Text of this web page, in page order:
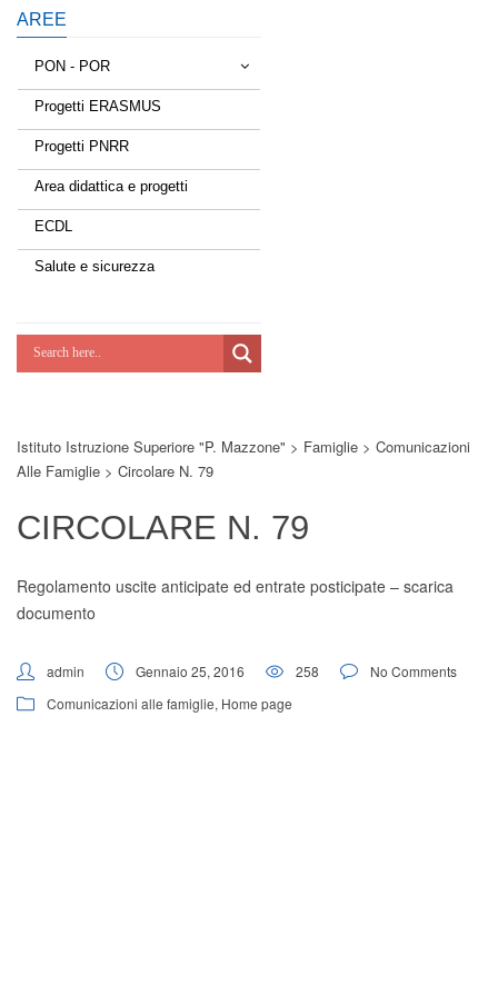
AREE
PON - POR
Tessere la rete
Estate a scuola
Scuola d'estate
Lab Green
Potenziamoci
Progetti ERASMUS
Progetti PNRR
Area didattica e progetti
ECDL
Salute e sicurezza
Istituto Istruzione Superiore "P. Mazzone" > Famiglie > Comunicazioni
Alle Famiglie > Circolare N. 79
CIRCOLARE N. 79
Regolamento uscite anticipate ed entrate posticipate – scarica
documento
admin Gennaio 25, 2016 258
No Comments
Comunicazioni alle famiglie, Home page